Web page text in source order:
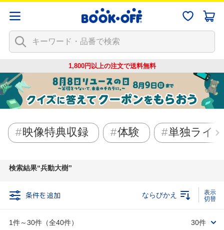
1,800円以上の注文で送料無料
映像特典収録 体験 単独ライ
検索結果 兵動大樹
条件を追加
1件～30件（全40件）
ならびかえ
30件